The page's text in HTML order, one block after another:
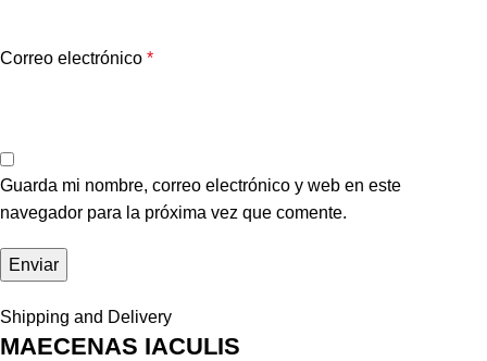
Correo electrónico *
Guarda mi nombre, correo electrónico y web en este
navegador para la próxima vez que comente.
Shipping and Delivery
MAECENAS IACULIS